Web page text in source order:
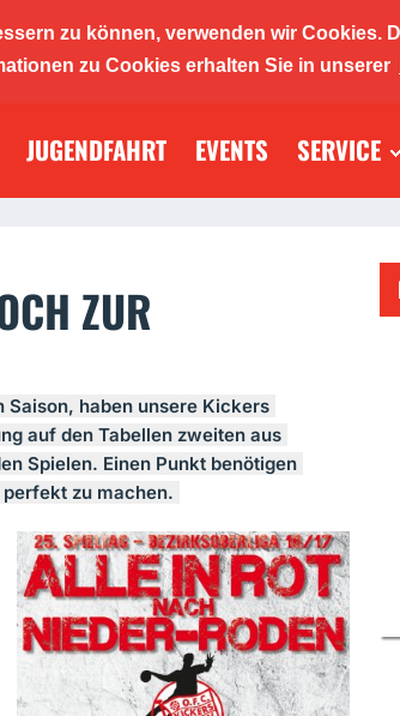
zu können, verwenden wir Cookies.
zu Cookies erhalten Sie in unserer
JUGENDFAHRT EVENTS SERVICE
ZUR
Saison, haben unsere Kickers
auf den Tabellen zweiten aus
Spielen. Einen Punkt benötigen
zu machen.